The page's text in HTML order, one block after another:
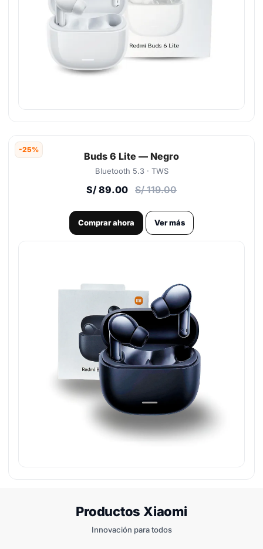
-25%
Buds 6 Lite — Negro
Bluetooth 5.3 · TWS
S/ 89.00 S/ 119.00
Comprar ahora Ver más
Productos Xiaomi
Innovación para todos